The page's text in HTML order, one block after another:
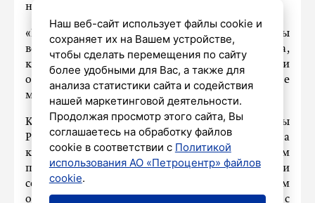
непосредственно в этой войне не участвует».
«Если они так «москалей» не любят, могли бы
вернуть территорию от Штеттина до Данцига,
которую для них с большими потерями
отвоевала Красная армия и которую они, не
моргнув глазом, забрали», – отметил политик.
Кроме того, член комитета по обороне Госдумы
РФ задался вопросом, до чего дошла
католическая Польша, если гражданам
приходится ухаживать за памятниками
советским воинам тайно, «партизанским
образом», чтобы не столкнуться с
Наш веб-сайт использует файлы cookie и
сохраняет их на Вашем устройстве,
чтобы сделать перемещения по сайту
более удобными для Вас, а также для
анализа статистики сайта и содействия
нашей маркетинговой деятельности.
Продолжая просмотр этого сайта, Вы
соглашаетесь на обработку файлов
cookie в соответствии с Политикой
использования АО «Петроцентр» файлов
cookie.